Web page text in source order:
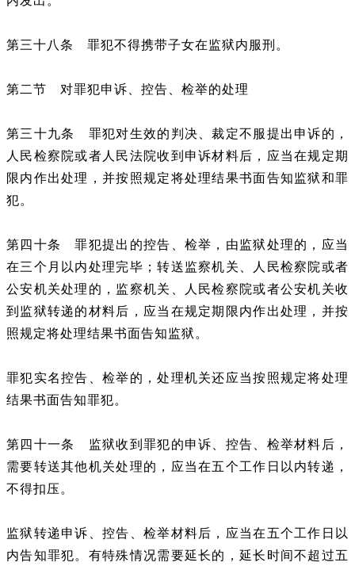
第三十八条 罪犯不得携带子女在监狱内服刑。
第二节 对罪犯申诉、控告、检举的处理
第三十九条 罪犯对生效的判决、裁定不服提出申诉的，
人民检察院或者人民法院收到申诉材料后，应当在规定期
限内作出处理，并按照规定将处理结果书面告知监狱和罪
犯。
第四十条 罪犯提出的控告、检举，由监狱处理的，应当
在三个月以内处理完毕；转送监察机关、人民检察院或者
公安机关处理的，监察机关、人民检察院或者公安机关收
到监狱转递的材料后，应当在规定期限内作出处理，并按
照规定将处理结果书面告知监狱。
罪犯实名控告、检举的，处理机关还应当按照规定将处理
结果书面告知罪犯。
第四十一条 监狱收到罪犯的申诉、控告、检举材料后，
需要转送其他机关处理的，应当在五个工作日以内转递，
不得扣压。
监狱转递申诉、控告、检举材料后，应当在五个工作日以
内告知罪犯。有特殊情况需要延长的，延长时间不超过五